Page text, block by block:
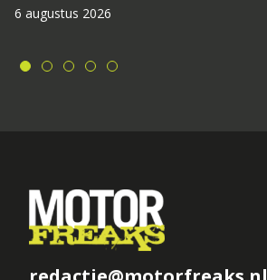
6 augustus 2026